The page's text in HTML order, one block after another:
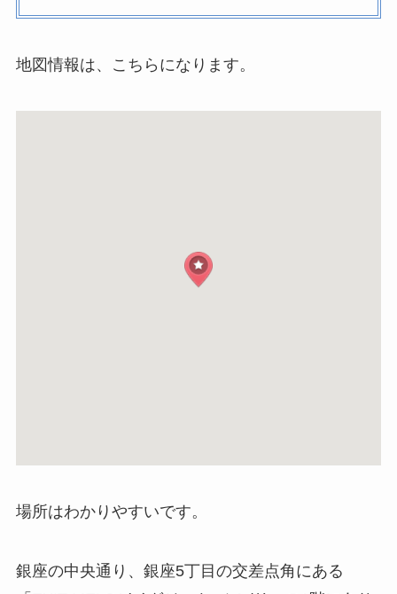
地図情報は、こちらになります。
場所はわかりやすいです。
銀座の中央通り、銀座5丁目の交差点角にある